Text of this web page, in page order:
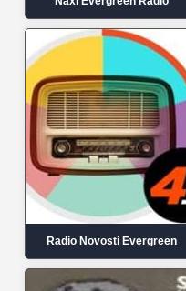
Radio Novosti Evergreen